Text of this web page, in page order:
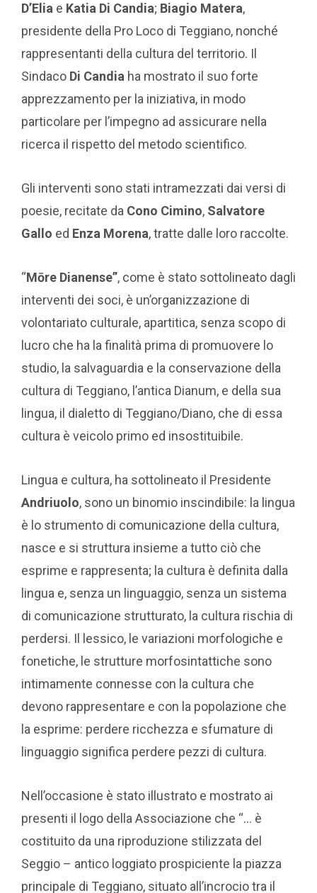
D’Elia e Katia Di Candia; Biagio Matera,
presidente della Pro Loco di Teggiano, nonché
rappresentanti della cultura del territorio. Il
Sindaco Di Candia ha mostrato il suo forte
apprezzamento per la iniziativa, in modo
particolare per l’impegno ad assicurare nella
ricerca il rispetto del metodo scientifico.
Gli interventi sono stati intramezzati dai versi di
poesie, recitate da Cono Cimino, Salvatore
Gallo ed Enza Morena, tratte dalle loro raccolte.
“Mōre Dianense”, come è stato sottolineato dagli
interventi dei soci, è un’organizzazione di
volontariato culturale, apartitica, senza scopo di
lucro che ha la finalità prima di promuovere lo
studio, la salvaguardia e la conservazione della
cultura di Teggiano, l’antica Dianum, e della sua
lingua, il dialetto di Teggiano/Diano, che di essa
cultura è veicolo primo ed insostituibile.
Lingua e cultura, ha sottolineato il Presidente
Andriuolo, sono un binomio inscindibile: la lingua
è lo strumento di comunicazione della cultura,
nasce e si struttura insieme a tutto ciò che
esprime e rappresenta; la cultura è definita dalla
lingua e, senza un linguaggio, senza un sistema
di comunicazione strutturato, la cultura rischia di
perdersi. Il lessico, le variazioni morfologiche e
fonetiche, le strutture morfosintattiche sono
intimamente connesse con la cultura che
devono rappresentare e con la popolazione che
la esprime: perdere ricchezza e sfumature di
linguaggio significa perdere pezzi di cultura.
Nell’occasione è stato illustrato e mostrato ai
presenti il logo della Associazione che “… è
costituito da una riproduzione stilizzata del
Seggio – antico loggiato prospiciente la piazza
principale di Teggiano, situato all’incrocio tra il